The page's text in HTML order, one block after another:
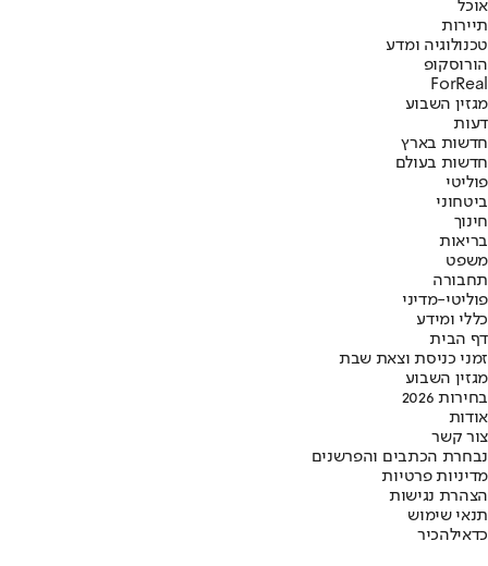
אוכל
תיירות
טכנולוגיה ומדע
הורוסקופ
ForReal
מגזין השבוע
דעות
חדשות בארץ
חדשות בעולם
פוליטי
ביטחוני
חינוך
בריאות
משפט
תחבורה
פוליטי-מדיני
כללי ומידע
דף הבית
זמני כניסת וצאת שבת
מגזין השבוע
בחירות 2026
אודות
צור קשר
נבחרת הכתבים והפרשנים
מדיניות פרטיות
הצהרת נגישות
תנאי שימוש
כדאילהכיר